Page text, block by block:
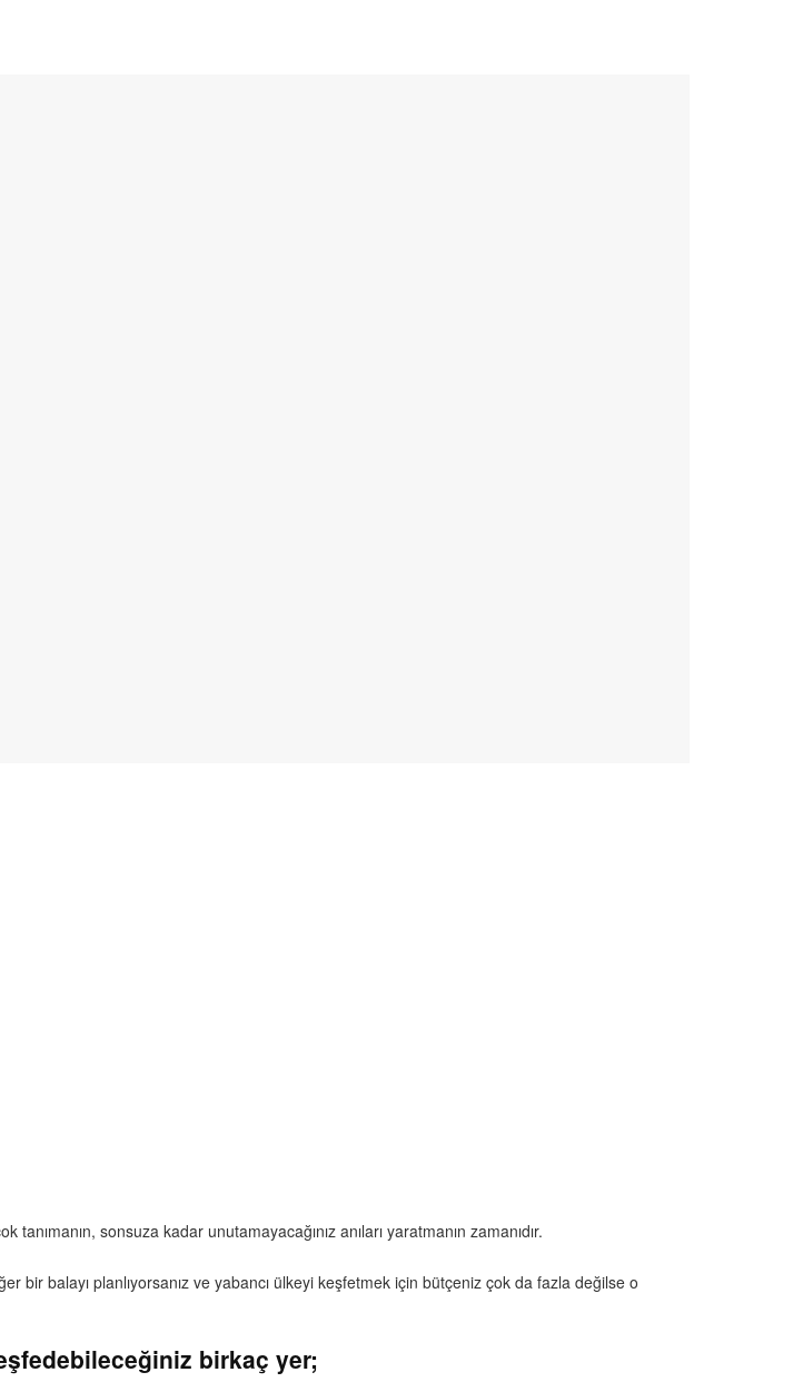
sonsuza kadar unutamayacağınız anıları yaratmanın zamanıdır.
balayı planlıyorsanız ve yabancı ülkeyi keşfetmek için bütçeniz çok da fazla değilse o
birkaç yer;